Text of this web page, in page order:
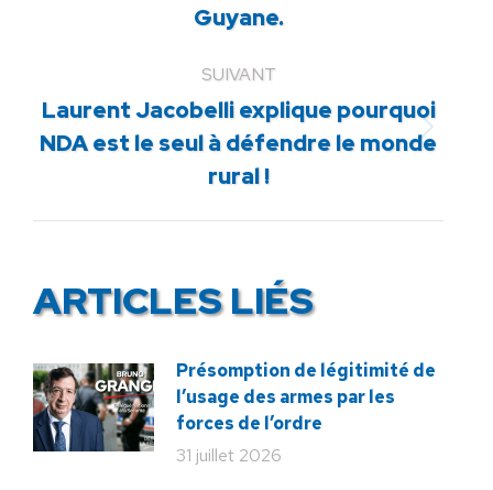
Guyane.
SUIVANT
Article
suivant
Laurent Jacobelli explique pourquoi
NDA est le seul à défendre le monde
rural !
ARTICLES LIÉS
Présomption de légitimité de
l’usage des armes par les
forces de l’ordre
31 juillet 2026